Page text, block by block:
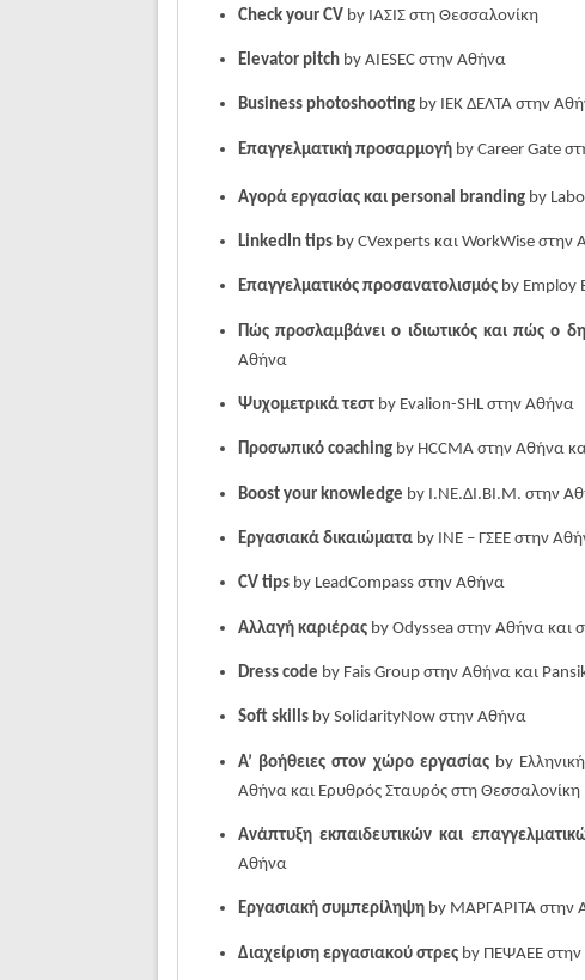
Check your CV by ΙΑΣΙΣ στη Θεσσαλονίκη
Elevator pitch by AIESEC στην Αθήνα
Business photoshooting by ΙΕΚ ΔΕΛΤΑ στην
Επαγγελματική προσαρμογή by Career Gate
Αγορά εργασίας και personal branding by
LinkedIn tips by CVexperts καιWorkWise στην
Επαγγελματικός προσανατολισμός by Employ
Πώς προσλαμβάνει ο ιδιωτικός και πώς ο
Αθήνα
Ψυχομετρικά τεστby Evalion-SHL στην Αθήνα
Προσωπικό coaching by HCCMA στην Αθήνα
Boost your knowledge by . ΝΕ.ΔΙ . ΒΙ . Μ . στην
Εργασιακά δικαιώματα by ΙΝΕ – ΓΣΕΕ στην
CV tipsby LeadCompass στην Αθήνα
Αλλαγή καριέρας by Odyssea στην Αθήνα και
Dress code by Fais Group στην Αθήνα και P
Soft skillsby SolidarityNow στην Αθήνα
Α’ βοήθειες στον χώρο εργασίας by
Αθήνα και Ερυθρός Σταυρός στη Θεσσαλονίκη
Ανάπτυξη εκπαιδευτικών και
Αθήνα
Εργασιακή συμπερίληψηby ΜΑΡΓΑΡΙΤΑ στην
Διαχείριση εργασιακού στρεςby ΠΕΨΑΕΕ στην